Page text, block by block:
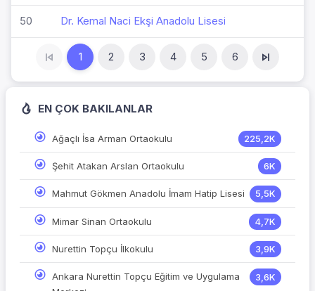
50 Dr. Kemal Naci Ekşi Anadolu Lisesi
1 2 3 4 5 6
EN ÇOK BAKILANLAR
Ağaçlı İsa Arman Ortaokulu 225,2K
Şehit Atakan Arslan Ortaokulu 6K
Mahmut Gökmen Anadolu İmam Hatip Lisesi 5,5K
Mimar Sinan Ortaokulu 4,7K
Nurettin Topçu İlkokulu 3,9K
Ankara Nurettin Topçu Eğitim ve Uygulama
3,6K